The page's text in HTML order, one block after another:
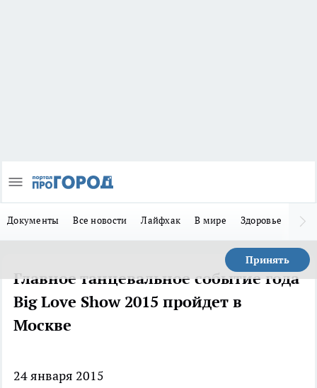
Документы Все новости Лайфхак В мире Здоровье
Принять
Главное танцевальное событие года
Big Love Show 2015 пройдет в
Москве
24 января 2015